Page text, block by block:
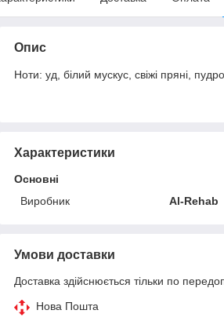
Опис
Ноти: уд, білий мускус, свіжі пряні,
Характеристики
Основні
Виробник
Al-Rehab
Умови доставки
Доставка здійснюється тільки по
Нова Пошта